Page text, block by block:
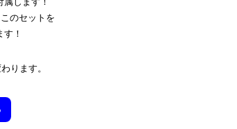
のセットを
！
ります。